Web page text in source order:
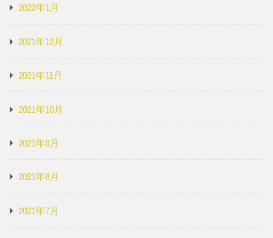
2022年1月
2021年12月
2021年11月
2021年10月
2021年9月
2021年8月
2021年7月